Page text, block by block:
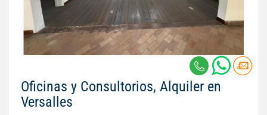
Oficinas y Consultorios, Alquiler en
Versalles